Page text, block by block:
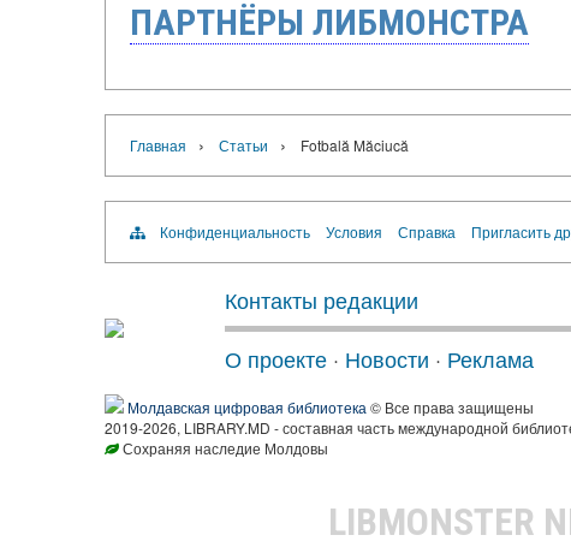
ПАРТНЁРЫ ЛИБМОНСТРА
Главная › Статьи › Fotbală Măciucă
Конфиденциальность Условия Справка Пригласить
Контакты редакции
О проекте · Новости · Реклама
Молдавская цифровая библиотека© Все права защищены
2019-2026, LIBRARY.MD - составная часть международной
Сохраняя наследие Молдовы
LIBMONSTER